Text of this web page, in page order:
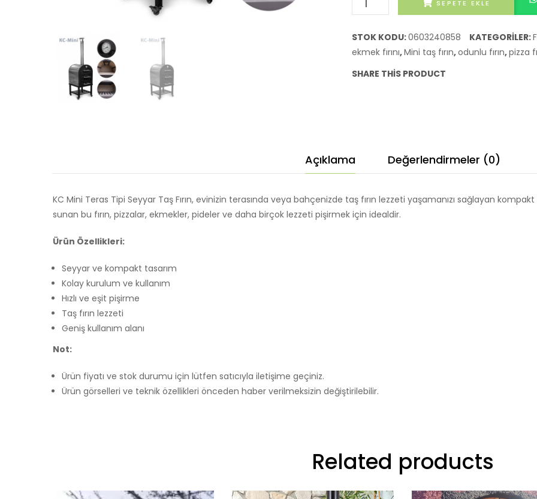
Taş
KC
MİNİ
TERAS
adet
SEPETE EKLE
STOK KODU:0603240858 KATEGORILER:
ekmek fırını,Mini taş fırın,odunlu fırın,pizza
SHARE THIS PRODUCT
Açıklama Değerlendirmeler (0)
KC Mini Teras Tipi Seyyar Taş Fırın, evinizin terasında veya bahçenizde taş fırın lezzeti yaşamanızı sağlayan
sunan bu fırın, pizzalar, ekmekler, pideler ve daha birçok lezzeti pişirmek için idealdir.
Ürün Özellikleri:
Seyyar ve kompakt tasarım
Kolay kurulum ve kullanım
Hızlı ve eşit pişirme
Taş fırın lezzeti
Geniş kullanım alanı
Not:
Ürün fiyatı ve stok durumu için lütfen satıcıyla iletişime geçiniz.
Ürün görselleri ve teknik özellikleri önceden haber verilmeksizin değiştirilebilir.
Related products